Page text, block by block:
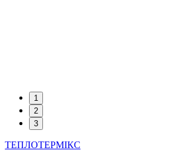
1
2
3
ТЕПЛОТЕРМІКC